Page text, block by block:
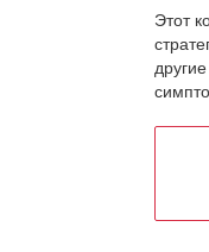
Этот